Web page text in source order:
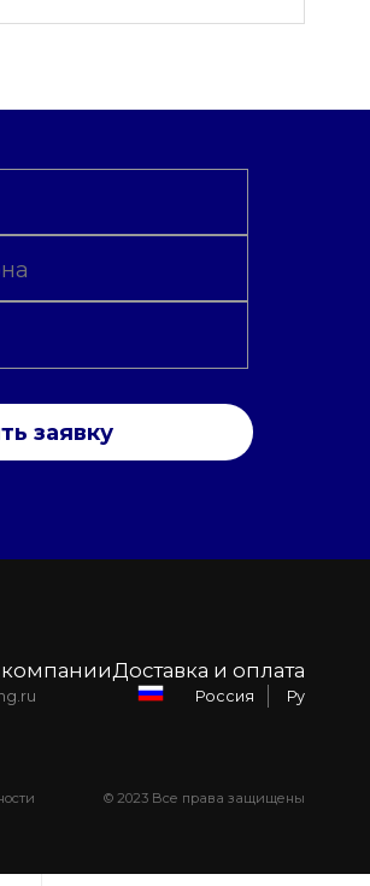
заявку
Доставка и оплата
Россия Ру
© 2023 Все права защищены